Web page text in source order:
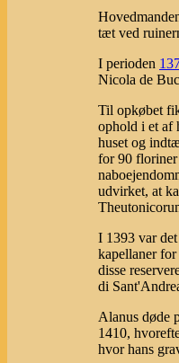
tæt ved
I perioden
Nicola de
Til opkøbet
ophold i et af
huset og
for 90 floriner
udvirket, at
I 1393 var
kapellaner
disse
di
Alanus døde
1410,
hvor hans